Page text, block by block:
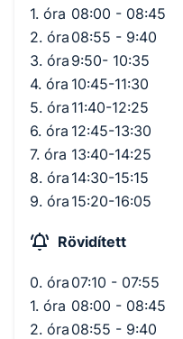
1. óra 08:00 - 08:45
2. óra 08:55 - 9:40
3. óra 9:50- 10:35
4. óra 10:45-11:30
5. óra 11:40-12:25
6. óra 12:45-13:30
7. óra 13:40-14:25
8. óra 14:30-15:15
9. óra 15:20-16:05
Rövidített
0. óra 07:10 - 07:55
1. óra 08:00 - 08:45
2. óra 08:55 - 9:40